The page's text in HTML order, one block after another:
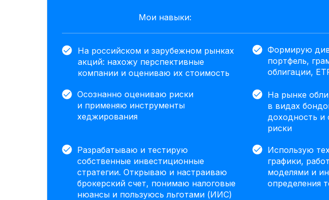
Формирую
портфель,
облигации,
На российском и зарубежном рынках
акций: нахожу перспективные
компании и оцениваю их стоимость
На рынке
в видах
доходность и
риски
Осознанно оцениваю риски
и применяю инструменты
хеджирования
Разрабатываю и тестирую
собственные инвестиционные
стратегии. Открываю и настраиваю
брокерский счет, понимаю налоговые
нюансы и пользуюсь льготами (ИИС)
Использую
графики,
моделями и
определения
Мои навыки: